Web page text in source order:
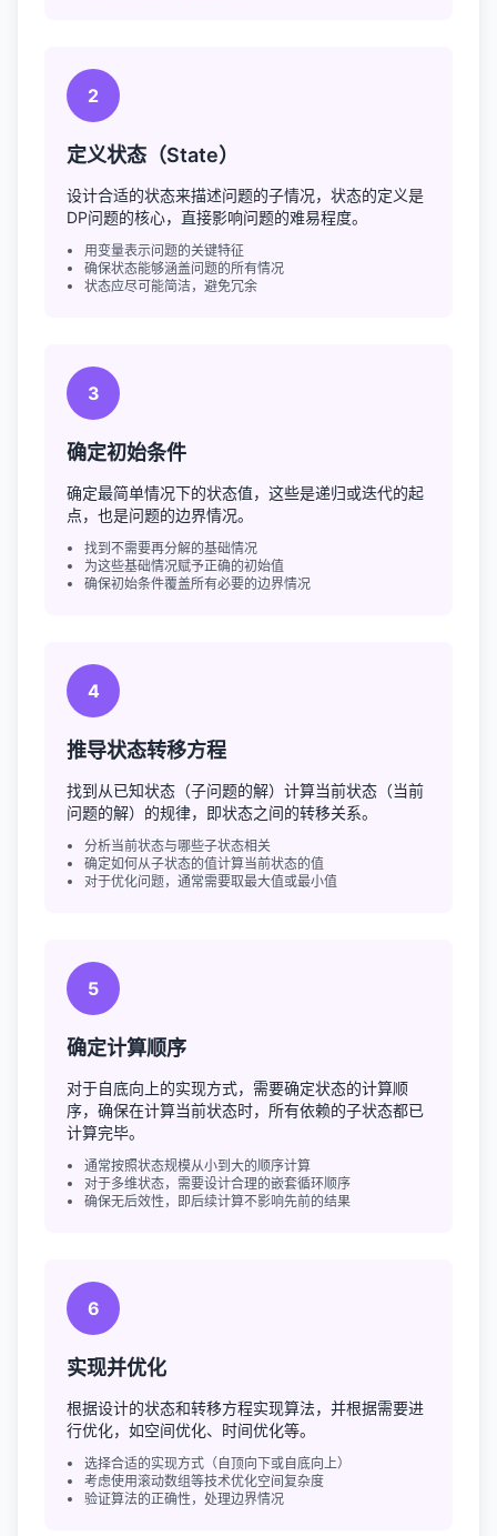
2
定义状态（State）
设计合适的状态来描述问题的子情况，状态的定义是
DP问题的核心，直接影响问题的难易程度。
用变量表示问题的关键特征
确保状态能够涵盖问题的所有情况
状态应尽可能简洁，避免冗余
3
确定初始条件
确定最简单情况下的状态值，这些是递归或迭代的起
点，也是问题的边界情况。
找到不需要再分解的基础情况
为这些基础情况赋予正确的初始值
确保初始条件覆盖所有必要的边界情况
4
推导状态转移方程
找到从已知状态（子问题的解）计算当前状态（当前
问题的解）的规律，即状态之间的转移关系。
分析当前状态与哪些子状态相关
确定如何从子状态的值计算当前状态的值
对于优化问题，通常需要取最大值或最小值
5
确定计算顺序
对于自底向上的实现方式，需要确定状态的计算顺
序，确保在计算当前状态时，所有依赖的子状态都已
计算完毕。
通常按照状态规模从小到大的顺序计算
对于多维状态，需要设计合理的嵌套循环顺序
确保无后效性，即后续计算不影响先前的结果
6
实现并优化
根据设计的状态和转移方程实现算法，并根据需要进
行优化，如空间优化、时间优化等。
选择合适的实现方式（自顶向下或自底向上）
考虑使用滚动数组等技术优化空间复杂度
验证算法的正确性，处理边界情况